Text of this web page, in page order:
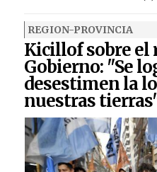
REGION-PROVINCIA
Kicillof sobre el
Gobierno: "Se
desestimen la
nuestras